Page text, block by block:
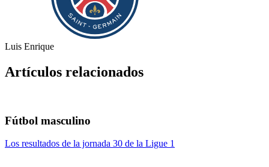
Luis Enrique
Artículos relacionados
Fútbol masculino
Los resultados de la jornada 30 de la Ligue 1